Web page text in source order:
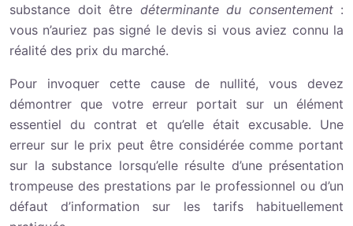
substance doit être déterminante du consentement :
vous n’auriez pas signé le devis si vous aviez connu la
réalité des prix du marché.
Pour invoquer cette cause de nullité, vous devez
démontrer que votre erreur portait sur un élément
essentiel du contrat et qu’elle était excusable. Une
erreur sur le prix peut être considérée comme portant
sur la substance lorsqu’elle résulte d’une présentation
trompeuse des prestations par le professionnel ou d’un
défaut d’information sur les tarifs habituellement